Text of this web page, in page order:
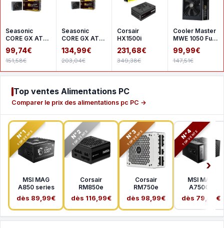
Seasonic
CORE GX ATX
3 2024 650 W
- White
99,74€
151,58€
Seasonic
CORE GX ATX
3 2024 850 W
- White
134,99€
203,04€
Corsair
HX1500i
231,68€
349,38€
Cooler Master
MWE 1050 Full
Modular V2
ATX 3.1
99,99€
147,51€
Top ventes Alimentations PC
Comparer le prix des alimentations pc PC →
N°1
TOP VENTE
MSI MAG
A850 series
dès 89,99€
N°2
TOP VENTE
Corsair
RM850e
dès 116,99€
N°3
TOP VENTE
Corsair
RM750e
dès 98,99€
N°4
TOP VENTE
MSI MAG
A750GL
dès 79,99€